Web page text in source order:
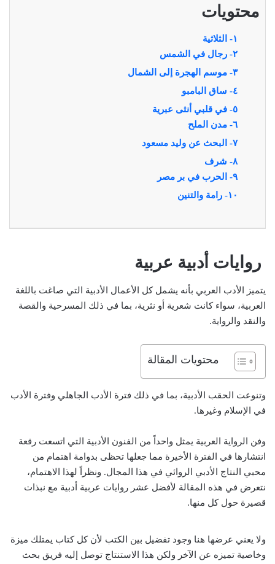
محتويات
١- الثلاثية
٢- رجال في الشمس
٣- موسم الهجرة إلى الشمال
٤- ساق البامبو
٥- في قلبي أنثى عبرية
٦- مدن الملح
٧- البحث عن وليد مسعود
٨- شرف
٩- الحرب في بر مصر
١٠- رامة والتنين
روايات أدبية عربية
يتميز الأدب العربي بأنه يشمل كل الأعمال الأدبية التي صاغت باللغة
العربية، سواء كانت شعرية أو نثرية، بما في ذلك المسرحية والقصة
والنقد والرواية.
محتويات المقالة
وتنوعت الحقب الأدبية، بما في ذلك فترة الأدب الجاهلي وفترة الأدب
في الإسلام وغيرها.
وفن الرواية العربية يمثل واحداً من الفنون الأدبية التي اتسعت رقعة
انتشارها في الفترة الأخيرة مما جعلها تحظى بدوامة اهتمام من
محبي النتاج الأدبي الروائي في هذا المجال. ونظراً لهذا الاهتمام،
نتعرض في هذه المقالة لأفضل عشر روايات عربية أدبية مع نبذات
قصيرة حول كل منها.
ولا يعني عرضها هنا وجود تفضيل بين الكتب لأن كل كتاب يمتلك ميزة
وخاصية تميزه عن الآخر ولكن هذا الاستنتاج توصل إليه فريق بحث